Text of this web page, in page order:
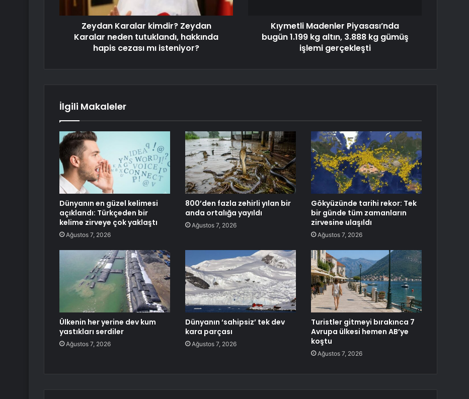
Zeydan Karalar kimdir? Zeydan
Karalar neden tutuklandı, hakkında
hapis cezası mı isteniyor?
Kıymetli Madenler Piyasası’nda
bugün 1.199 kg altın, 3.888 kg gümüş
işlemi gerçekleşti
İlgili Makaleler
Dünyanın en güzel kelimesi
açıklandı: Türkçeden bir
kelime zirveye çok yaklaştı
Ağustos 7, 2026
800’den fazla zehirli yılan bir
anda ortalığa yayıldı
Ağustos 7, 2026
Gökyüzünde tarihi rekor: Tek
bir günde tüm zamanların
zirvesine ulaşıldı
Ağustos 7, 2026
Ülkenin her yerine dev kum
yastıkları serdiler
Ağustos 7, 2026
Dünyanın ‘sahipsiz’ tek dev
kara parçası
Ağustos 7, 2026
Turistler gitmeyi bırakınca 7
Avrupa ülkesi hemen AB’ye
koştu
Ağustos 7, 2026